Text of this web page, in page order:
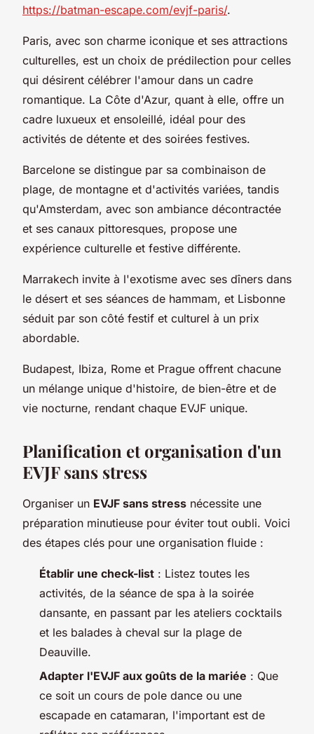
https://batman-escape.com/evjf-paris/.
Paris, avec son charme iconique et ses attractions
culturelles, est un choix de prédilection pour celles
qui désirent célébrer l'amour dans un cadre
romantique. La Côte d'Azur, quant à elle, offre un
cadre luxueux et ensoleillé, idéal pour des
activités de détente et des soirées festives.
Barcelone se distingue par sa combinaison de
plage, de montagne et d'activités variées, tandis
qu'Amsterdam, avec son ambiance décontractée
et ses canaux pittoresques, propose une
expérience culturelle et festive différente.
Marrakech invite à l'exotisme avec ses dîners dans
le désert et ses séances de hammam, et Lisbonne
séduit par son côté festif et culturel à un prix
abordable.
Budapest, Ibiza, Rome et Prague offrent chacune
un mélange unique d'histoire, de bien-être et de
vie nocturne, rendant chaque EVJF unique.
Planification et organisation d'un
EVJF sans stress
Organiser un EVJF sans stress nécessite une
préparation minutieuse pour éviter tout oubli. Voici
des étapes clés pour une organisation fluide :
Établir une check-list : Listez toutes les
activités, de la séance de spa à la soirée
dansante, en passant par les ateliers cocktails
et les balades à cheval sur la plage de
Deauville.
Adapter l'EVJF aux goûts de la mariée : Que
ce soit un cours de pole dance ou une
escapade en catamaran, l'important est de